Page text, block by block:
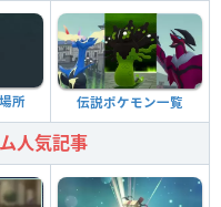
所 伝説ポケモン一覧
人気記事